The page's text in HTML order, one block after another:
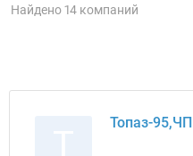
Найдено 14 компаний
Топаз-95,ЧП